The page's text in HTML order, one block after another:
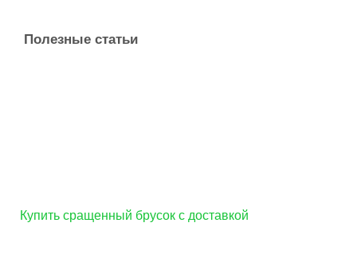
Полезные статьи
Купить сращенный брусок с доставкой